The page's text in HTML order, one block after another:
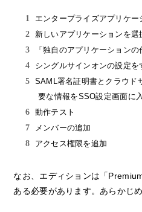
エンタープライズアプリケー
新しいアプリケーションを選
「独自のアプリケーション
シングルサインオンの設定を
SAML署名証明書とクラウド
要な情報をSSO設定画面に
動作テスト
メンバーの追加
アクセス権限を追加
なお、エディションは「
ある必要があります。あらかじ